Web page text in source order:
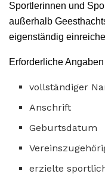
Sportlerinnen und
außerhalb
eigenständig
Erforderliche
vollständiger
Anschrift
Geburtsdatum
erzielte